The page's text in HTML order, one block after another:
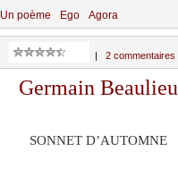
Un poème Ego Agora
2 commentaires
Germain Beaulieu
SONNET D’AUTOMNE